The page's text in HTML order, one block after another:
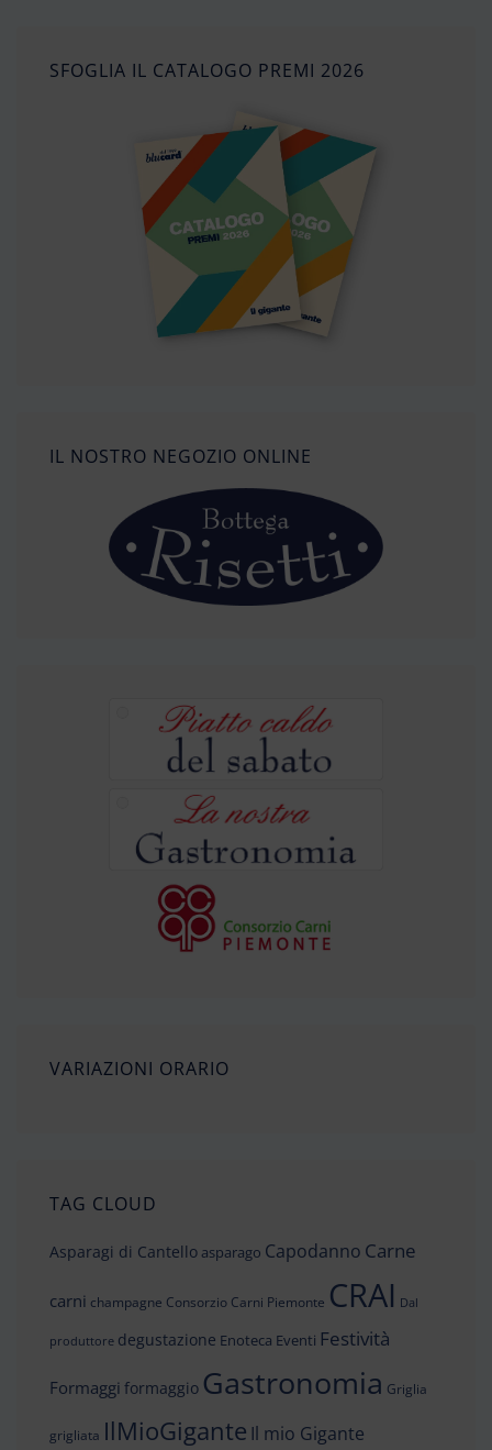
SFOGLIA IL CATALOGO PREMI 2026
IL NOSTRO NEGOZIO ONLINE
VARIAZIONI ORARIO
TAG CLOUD
Asparagi di Cantello asparago Capodanno Carne
carni champagne Consorzio Carni Piemonte CRAI Dal
produttore degustazione Enoteca Eventi Festività
Formaggi formaggio Gastronomia Griglia
grigliata IlMioGigante Il mio Gigante